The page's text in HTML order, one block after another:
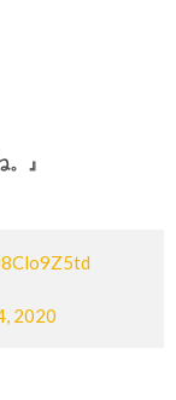
』
2020